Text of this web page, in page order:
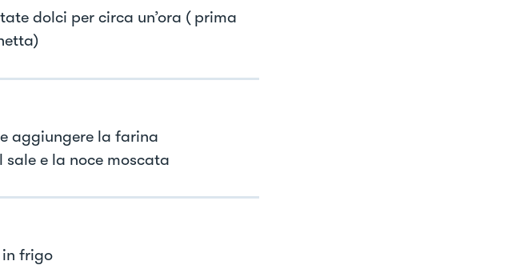
dolci per circa un’ora ( prima
aggiungere la farina
e la noce moscata
frigo